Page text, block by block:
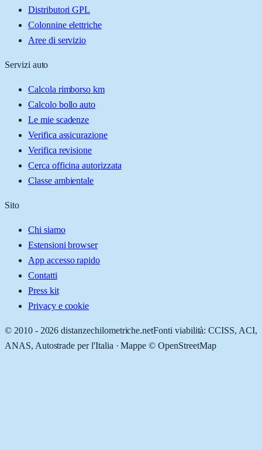
Distributori GPL
Colonnine elettriche
Aree di servizio
Servizi auto
Calcola rimborso km
Calcolo bollo auto
Le mie scadenze
Verifica assicurazione
Verifica revisione
Cerca officina autorizzata
Classe ambientale
Sito
Chi siamo
Estensioni browser
App accesso rapido
Contatti
Press kit
Privacy e cookie
© 2010 - 2026 distanzechilometriche.netFonti viabilità: CCISS, ACI,
ANAS, Autostrade per l'Italia · Mappe © OpenStreetMap